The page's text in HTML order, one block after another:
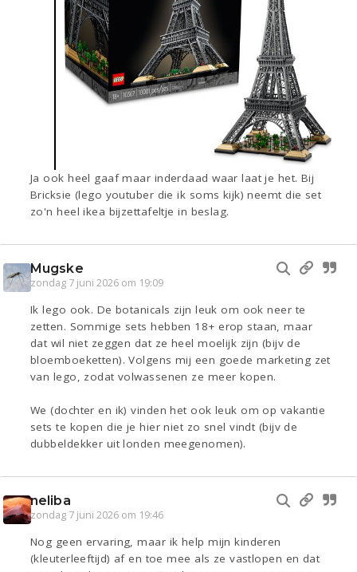
Ja ook heel gaaf maar inderdaad waar laat je het. Bij
Bricksie (lego youtuber die ik soms kijk) neemt die set
zo'n heel ikea bijzettafeltje in beslag.
Mugske
zondag 7 juni 2026 om 19:09
Ik lego ook. De botanicals zijn leuk om ook neer te
zetten. Sommige sets hebben 18+ erop staan, maar
dat wil niet zeggen dat ze heel moelijk zijn (bijv de
bloemboeketten). Volgens mij een goede marketing zet
van lego, zodat volwassenen ze meer kopen.
We (dochter en ik) vinden het ook leuk om op vakantie
sets te kopen die je hier niet zo snel vindt (bijv de
dubbeldekker uit londen meegenomen).
neliba
zondag 7 juni 2026 om 19:46
Nog geen ervaring, maar ik help mijn kinderen
(kleuterleeftijd) af en toe mee als ze vastlopen en dat